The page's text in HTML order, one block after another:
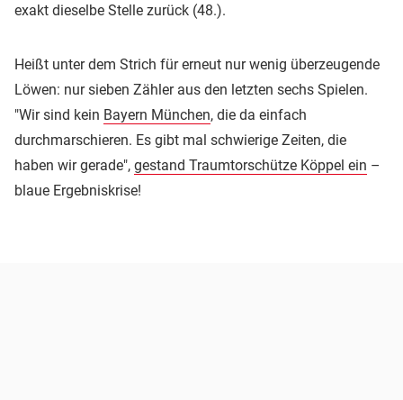
exakt dieselbe Stelle zurück (48.).
Heißt unter dem Strich für erneut nur wenig überzeugende
Löwen: nur sieben Zähler aus den letzten sechs Spielen.
"Wir sind kein Bayern München, die da einfach
durchmarschieren. Es gibt mal schwierige Zeiten, die
haben wir gerade", gestand Traumtorschütze Köppel ein –
blaue Ergebniskrise!